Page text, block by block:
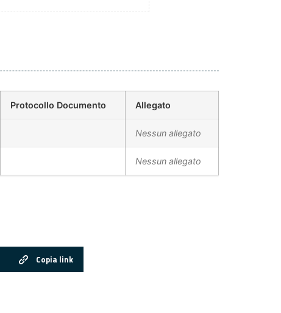
Protocollo Documento Allegato
Nessun allegato
Nessun allegato
Copia link